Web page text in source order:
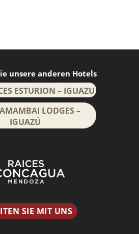
SIE MIT UNS
unsere anderen Hotels
ESTURION – IGUAZU
LODGES –
IGUAZÚ